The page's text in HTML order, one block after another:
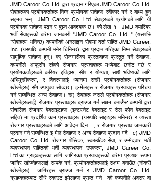
JMD Career Co. Ltd. द्वारा प्रदान गरिएका JMD Career Co. Ltd.
सेवाहरूका प्रयोगकर्ताहरू निम्न प्रयोगका सर्तहरू स्वीकार गर्न र बाध्य हुन
सहमत छन्। JMD Career Co. Ltd. सेवाहरूको प्रयोगको लागि यी
प्रयोगका सर्तहरू पढ्न र बुझ्न आवश्यक छ। को लेख १ - JMD क्यारियर
भर्ती सेवाहरूको बारेमा जानकारी "JMD Career Co. Ltd. " (यसपछि
"सेवाहरू" भनिन्छ) कम्पनीको अनलाइन सेवामा दर्ता सहित JMD Career,
Inc. (यसपछि कम्पनी भनेर चिनिन्छ) द्वारा प्रदान गरिएका निम्न सेवाहरूको
सामूहिक सर्तहरू हुन्। क) रोजगारीका प्रस्तावहरू प्रस्तुत गर्ने सेवाहरू:
कम्पनीले आफूसँग रहेको रोजगार प्रस्तावहरू मध्येबाट छनोट गर्छ र
प्रयोगकर्ताहरूको करियर इतिहास, सीप र योग्यता, साथै भविष्यको लागि
अभिमुखीकरण, र वितरणलाई ध्यानमा राखी प्रयोगकर्ताहरू (रोजगार
खोज्नेहरू) सँग उपयुक्त सोच्दछ। इ-मेलहरू र रोजगार प्रस्तावहरू परिचय
गर्न सम्बन्धित अन्य सेवाहरू। ख) सेवाहरू जसले प्रयोगकर्ताहरू (रोजगार
खोज्नेहरूलाई) रोजगार प्रस्तावहरू ब्राउज गर्न सक्षम बनाउँछ: कम्पनी द्वारा
संचालित रोजगार वेबसाइटहरू (इन्टरनेट वेबसाइट र सेल फोन वेबसाइट
सहित) मा प्रदर्शित काम प्रस्तावहरू (यसपछि साइटहरू भनिन्छ) र त्यस्ता
रोजगार प्रस्तावहरूको लागि आवेदन दिन। , र रोजगार प्रस्ताव जानकारी
प्रदान गर्न सम्बन्धित इ-मेल सेवाहरू र अन्य सेवाहरू प्रदान गर्दै। c) JMD
Career Co. Ltd. रोजगार पोस्टिङ, स्काउटिङ सेवा, र उम्मेदवार भर्ती
व्यवस्थापन सहितको भर्ती व्यवस्थापन उपकरण, JMD Career Co.
Ltd.का ग्राहकहरूका लागि जागिरका प्रस्तावहरूको बारेमा प्रत्यक्ष रूपमा
जागिर खोज्नेहरूलाई सम्पर्क गर्न, प्रयोगकर्ताहरूलाई सक्षम बनाउँछ (नोकरी
खोज्नेहरू)। जागिरहरू ब्राउज गर्न र JMD Career Co. Ltd.
ग्राहकहरूबाट सीधै स्काउट इमेलहरू प्राप्त गर्न। को कम्पनीले अवसर वा